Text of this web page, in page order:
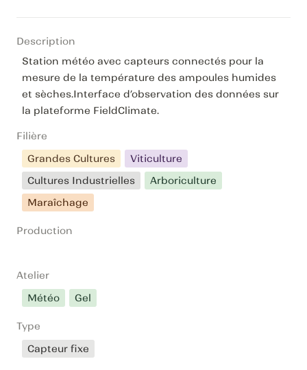
Description
Station météo avec capteurs connectés pour la
mesure de la température des ampoules humides
et sèches.Interface d’observation des données sur
la plateforme FieldClimate.
Filière
Grandes Cultures
Viticulture
Cultures Industrielles
Arboriculture
Maraîchage
Production
Atelier
Météo
Gel
Type
Capteur fixe